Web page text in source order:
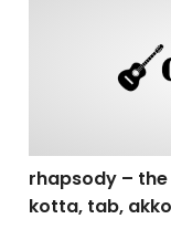
rhapsody –
kotta, tab,